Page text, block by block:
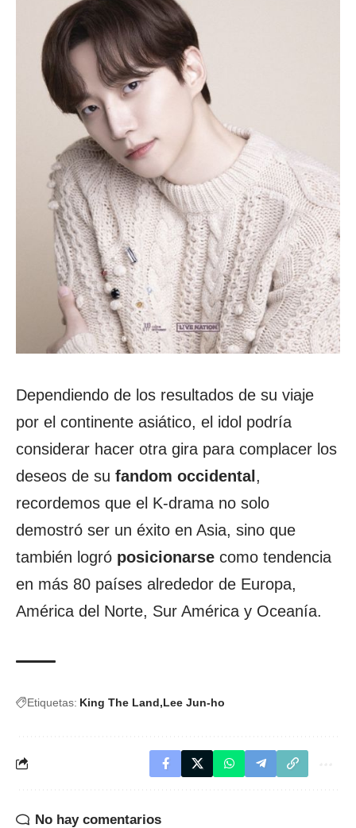
Dependiendo de los resultados de su viaje
por el continente asiático, el idol podría
considerar hacer otra gira para complacer los
deseos de su fandom occidental ,
recordemos que el K-drama no solo
demostró ser un éxito en Asia, sino que
también logró posicionarse como tendencia
en más 80 países alrededor de Europa,
América del Norte, Sur América y Oceanía.
Etiquetas: King The Land Lee Jun-ho
No hay comentarios